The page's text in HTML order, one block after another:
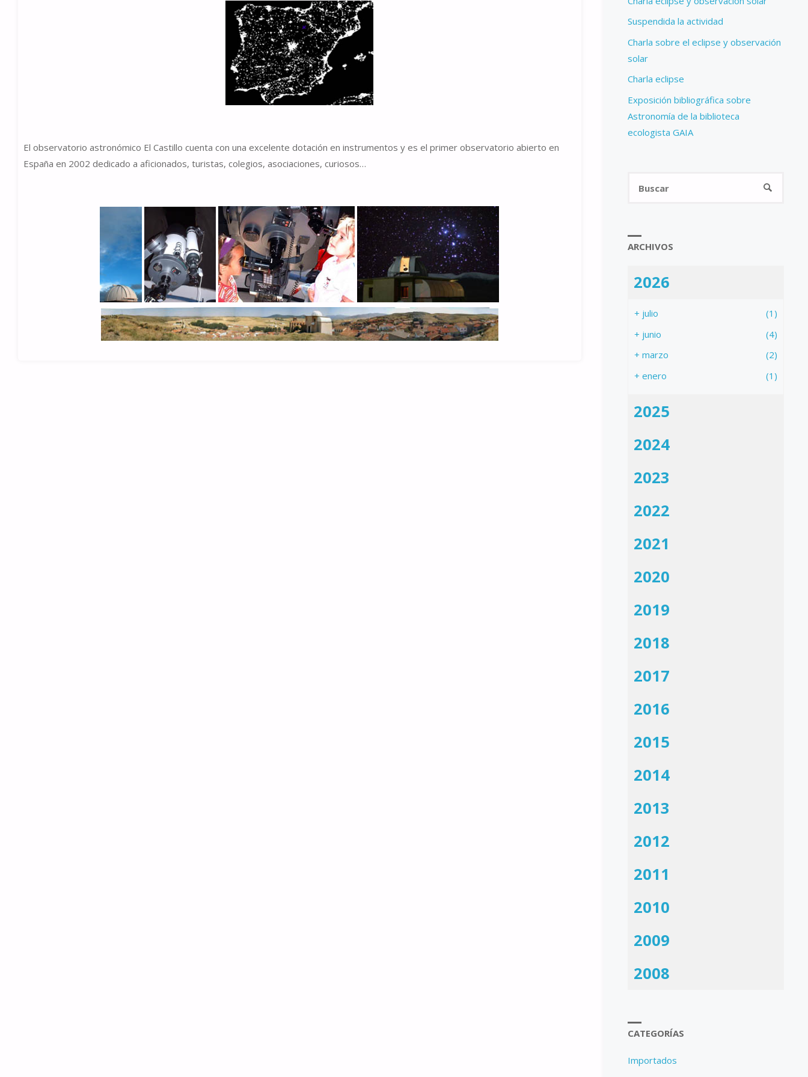
El observatorio astronómico El Castillo cuenta con una excelente dotación en instrumentos y es el primer observatorio abierto en
España en 2002 dedicado a aficionados, turistas, colegios, asociaciones, curiosos…
Suspendida la actividad
Charla sobre el eclipse y observación
solar
Charla eclipse
Exposición bibliográfica sobre
Astronomía de la biblioteca
ecologista GAIA
BUSCAR
ARCHIVOS
2026
+ julio
(1)
+ junio
(4)
+ marzo
(2)
+ enero (1)
2025
2024
2023
2022
2021
2020
2019
2018
2017
2016
2015
2014
2013
2012
2011
2010
2009
2008
CATEGORÍAS
Importados